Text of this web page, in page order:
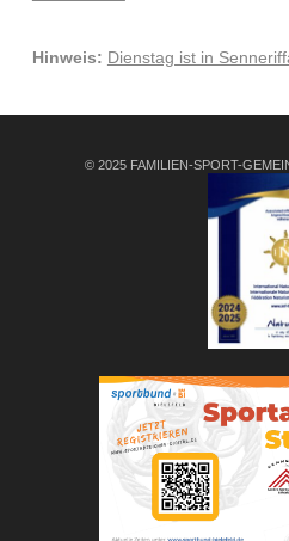
Hinweis: Dienstag ist in
© 2025 FAMILIEN-SPORT-